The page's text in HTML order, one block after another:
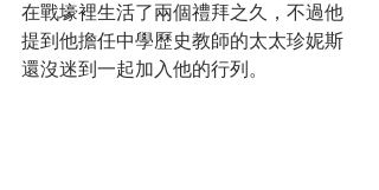
在戰壕裡生活了兩個禮拜之久，不過他
提到他擔任中學歷史教師的太太珍妮斯
還沒迷到一起加入他的行列。